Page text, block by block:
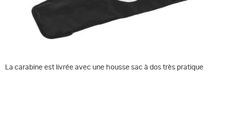
La carabine est livrée avec une housse sac à dos très pratique